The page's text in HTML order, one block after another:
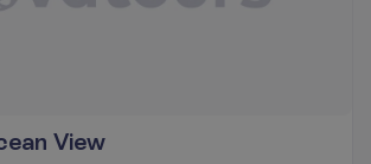
View